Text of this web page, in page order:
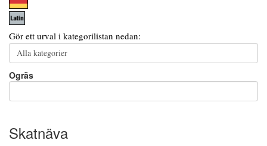
Gör ett urval i kategorilistan nedan:
Ogräs
Skatnäva